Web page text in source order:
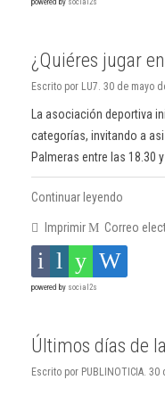
powered by social2s
¿Quiéres jugar
Escrito por LU7. 30 de mayo
La asociación deportiva
categorías, invitando a
Palmeras entre las 18.30
Continuar leyendo
Imprimir Correo
powered by social2s
Últimos días de
Escrito por PUBLINOTICIA.